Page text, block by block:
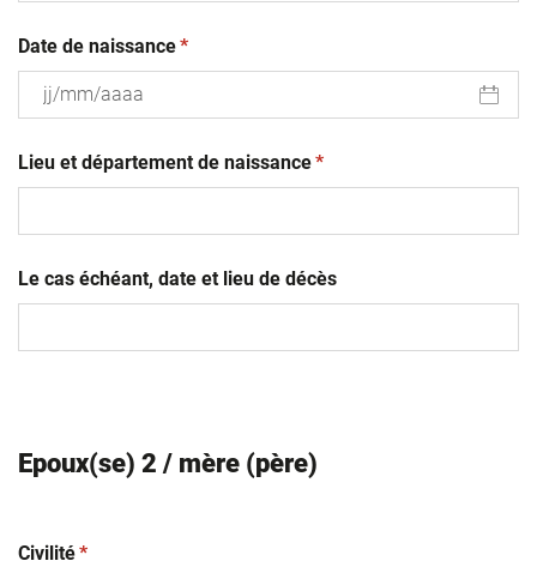
Date de naissance(obligatoire)
*
slash
MM
Lieu et département de naissance(obligatoire)
*
Le cas échéant, date et lieu de décès
Epoux(se) 2 / mère (père)
Civilité(obligatoire)
*